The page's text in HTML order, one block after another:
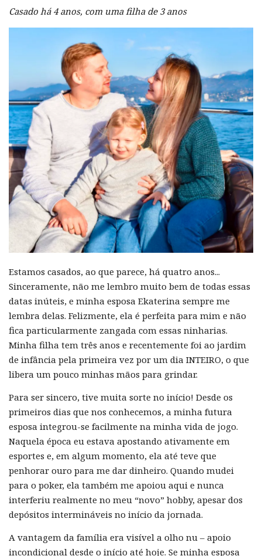
Casado há 4 anos, com uma filha de 3 anos
Estamos casados, ao que parece, há quatro anos...
Sinceramente, não me lembro muito bem de todas essas
datas inúteis, e minha esposa Ekaterina sempre me
lembra delas. Felizmente, ela é perfeita para mim e não
fica particularmente zangada com essas ninharias.
Minha filha tem três anos e recentemente foi ao jardim
de infância pela primeira vez por um dia INTEIRO, o que
libera um pouco minhas mãos para grindar.
Para ser sincero, tive muita sorte no início! Desde os
primeiros dias que nos conhecemos, a minha futura
esposa integrou-se facilmente na minha vida de jogo.
Naquela época eu estava apostando ativamente em
esportes e, em algum momento, ela até teve que
penhorar ouro para me dar dinheiro. Quando mudei
para o poker, ela também me apoiou aqui e nunca
interferiu realmente no meu “novo” hobby, apesar dos
depósitos intermináveis ​​​​no início da jornada.
A vantagem da família era visível a olho nu – apoio
incondicional desde o início até hoje. Se minha esposa